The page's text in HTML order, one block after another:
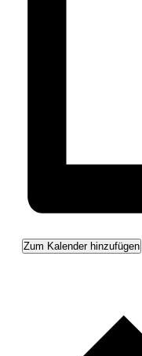
Zum Kalender hinzufügen